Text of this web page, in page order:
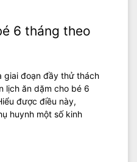
6 tháng theo
giai đoạn đầy thử thách
lịch ăn dặm cho bé 6
được điều này,
huynh một số kinh